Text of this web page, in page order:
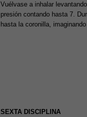
Vuélvase a inhalar
presión contando hasta 7.
hasta la coronilla,
SEXTA DISCIPLINA